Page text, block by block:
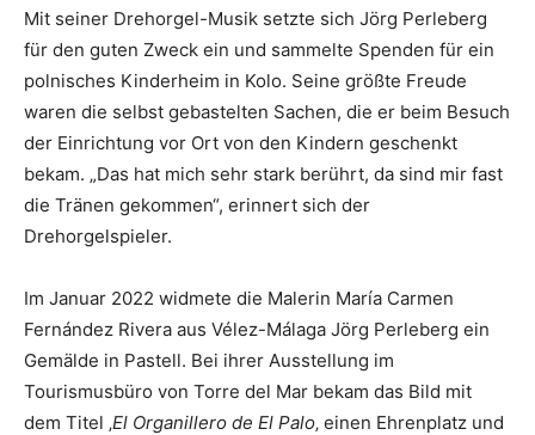
Mit seiner Drehorgel-Musik setzte sich Jörg Perleberg
für den guten Zweck ein und sammelte Spenden für ein
polnisches Kinderheim in Kolo. Seine größte Freude
waren die selbst gebastelten Sachen, die er beim Besuch
der Einrichtung vor Ort von den Kindern geschenkt
bekam. „Das hat mich sehr stark berührt, da sind mir fast
die Tränen gekommen“, erinnert sich der
Drehorgelspieler.
Im Januar 2022 widmete die Malerin María Carmen
Fernández Rivera aus Vélez-Málaga Jörg Perleberg ein
Gemälde in Pastell. Bei ihrer Ausstellung im
Tourismusbüro von Torre del Mar bekam das Bild mit
dem Titel ‚El Organillero de El Palo‚ einen Ehrenplatz und